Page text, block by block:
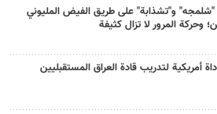
و"تشذابة" على طريق الفيض المليوني
وحركة المرور لا تزال كثيفة
أمريكية لتدريب قادة العراق المستقبليين